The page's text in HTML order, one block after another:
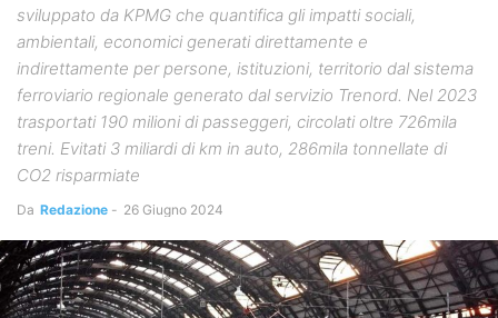
sviluppato da KPMG che quantifica gli impatti sociali,
ambientali, economici generati direttamente e
indirettamente per persone, istituzioni, territorio dal sistema
ferroviario regionale generato dal servizio Trenord. Nel 2023
trasportati 190 milioni di passeggeri, circolati oltre 726mila
treni. Evitati 3 miliardi di km in auto, 286mila tonnellate di
CO2 risparmiate
Da Redazione - 26 Giugno 2024